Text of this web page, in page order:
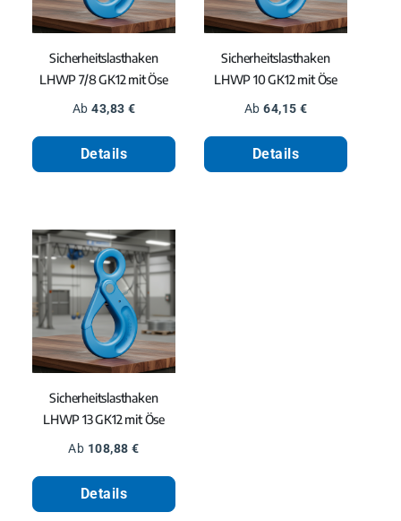
Sicherheitslasthaken
LHWP 7/8 GK12 mit Öse
Regulärer Preis:
Ab 43,83 €
Details
Sicherheitslasthaken
LHWP 10 GK12 mit Öse
Regulärer Preis:
Ab 64,15 €
Details
Sicherheitslasthaken
LHWP 13 GK12 mit Öse
Regulärer Preis:
Ab 108,88 €
Details